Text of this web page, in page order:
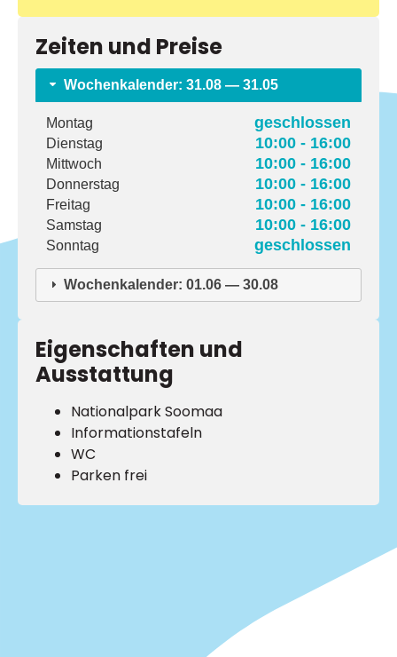
Zeiten und Preise
Wochenkalender: 31.08 — 31.05
Montag geschlossen
Dienstag 10:00 - 16:00
Mittwoch 10:00 - 16:00
Donnerstag 10:00 - 16:00
Freitag 10:00 - 16:00
Samstag 10:00 - 16:00
Sonntag geschlossen
Wochenkalender: 01.06 — 30.08
Eigenschaften und
Ausstattung
Nationalpark Soomaa
Informationstafeln
WC
Parken frei